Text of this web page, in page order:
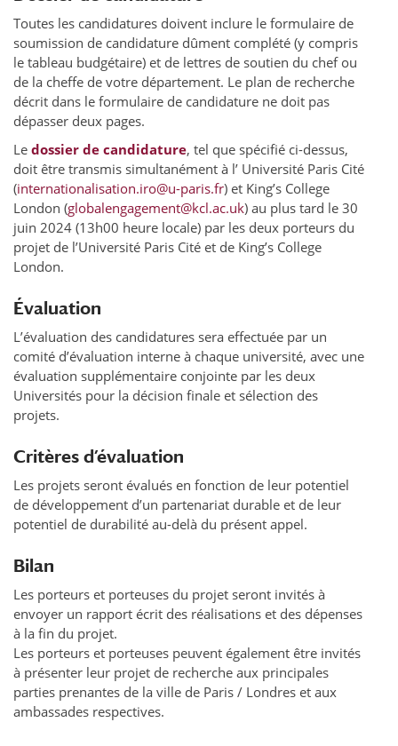
Toutes les candidatures doivent inclure le formulaire de
soumission de candidature dûment complété (y compris
le tableau budgétaire) et de lettres de soutien du chef ou
de la cheffe de votre département. Le plan de recherche
décrit dans le formulaire de candidature ne doit pas
dépasser deux pages.
Le dossier de candidature, tel que spécifié ci-dessus,
doit être transmis simultanément à l’ Université Paris Cité
(internationalisation.iro@u-paris.fr) et King’s College
London (globalengagement@kcl.ac.uk) au plus tard le 30
juin 2024 (13h00 heure locale) par les deux porteurs du
projet de l’Université Paris Cité et de King’s College
London.
Évaluation
L’évaluation des candidatures sera effectuée par un
comité d’évaluation interne à chaque université, avec une
évaluation supplémentaire conjointe par les deux
Universités pour la décision finale et sélection des
projets.
Critères d’évaluation
Les projets seront évalués en fonction de leur potentiel
de développement d’un partenariat durable et de leur
potentiel de durabilité au-delà du présent appel.
Bilan
Les porteurs et porteuses du projet seront invités à
envoyer un rapport écrit des réalisations et des dépenses
à la fin du projet.
Les porteurs et porteuses peuvent également être invités
à présenter leur projet de recherche aux principales
parties prenantes de la ville de Paris / Londres et aux
ambassades respectives.